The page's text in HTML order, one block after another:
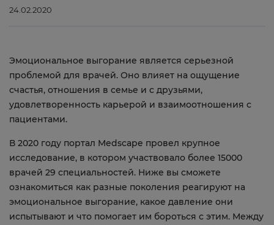
24.02.2020
Эмоциональное выгорание является серьезной
проблемой для врачей. Оно влияет на ощущение
счастья, отношения в семье и с друзьями,
удовлетворенность карьерой и взаимоотношения с
пациентами.
В 2020 году портал Medscape провел крупное
исследование, в котором участвовало более 15000
врачей 29 специальностей. Ниже вы сможете
ознакомиться как разные поколения реагируют на
эмоциональное выгорание, какое давление они
испытывают и что помогает им бороться с этим. Между